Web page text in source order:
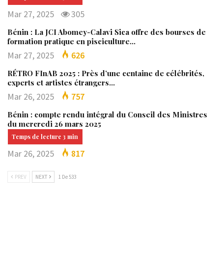
Mar 27, 2025 305
Bénin : La JCI Abomey-Calavi Sica offre des bourses de
formation pratique en pisciculture…
Mar 27, 2025 626
RÉTRO FInAB 2025 : Près d’une centaine de célébrités,
experts et artistes étrangers…
Mar 26, 2025 757
Bénin : compte rendu intégral du Conseil des Ministres
du mercredi 26 mars 2025
Mar 26, 2025 817
PREV NEXT 1 De 533